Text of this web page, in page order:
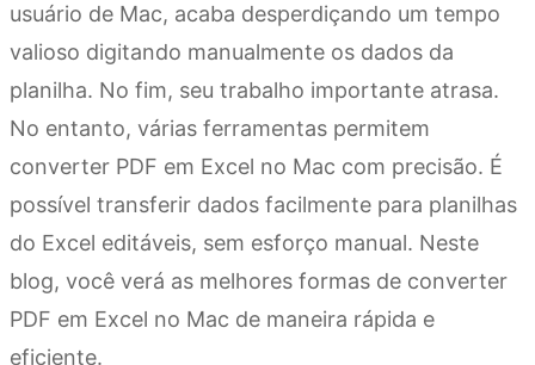
usuário de Mac, acaba desperdiçando um tempo
valioso digitando manualmente os dados da
planilha. No fim, seu trabalho importante atrasa.
No entanto, várias ferramentas permitem
converter PDF em Excel no Mac com precisão. É
possível transferir dados facilmente para planilhas
do Excel editáveis, sem esforço manual. Neste
blog, você verá as melhores formas de converter
PDF em Excel no Mac de maneira rápida e
eficiente.